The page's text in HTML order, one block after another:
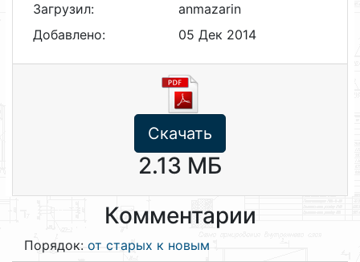
Загрузил:
anmazarin
Добавлено:
05 Дек 2014
Скачать
2.13 МБ
Комментарии
Порядок: от старых к новым